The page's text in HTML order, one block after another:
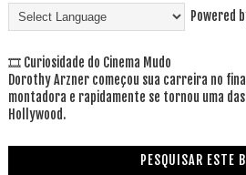
Powered
🎞 Curiosidade do Cinema Mudo
Dorothy Arzner começou sua carreira no
montadora e rapidamente se tornou uma
Hollywood.
PESQUISAR ESTE